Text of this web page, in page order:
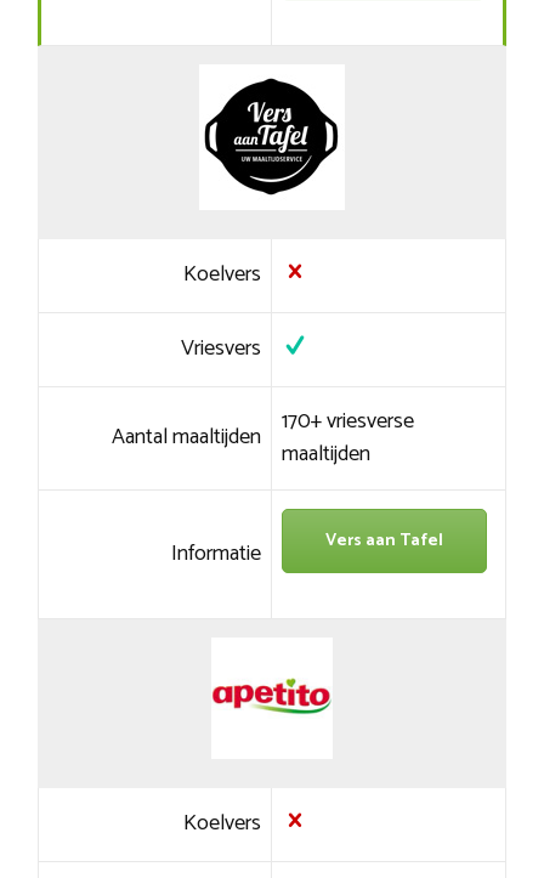
Koelvers
Vriesvers
Aantal maaltijden 170+ vriesverse
maaltijden
Informatie Vers aan Tafel
Koelvers